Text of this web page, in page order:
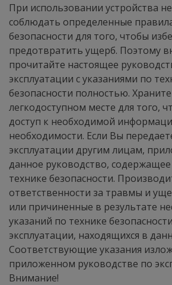
При использовании устройства
соблюдать определенные
безопасности для того, чтобы
предотвратить ущерб. Поэтому
прочитайте настоящее
эксплуатации с указаниями по
безопасности полностью.
легкодоступном месте для того,
доступ к необходимой
необходимости. Если Вы
эксплуатации другим лицам,
данное руководство, содержащее
технике безопасности.
ответственности за травмы и
или причиненные в результате
указаний по технике
эксплуатации, находящихся в
Соответствующие указания
приложенном руководстве по
Внимание!